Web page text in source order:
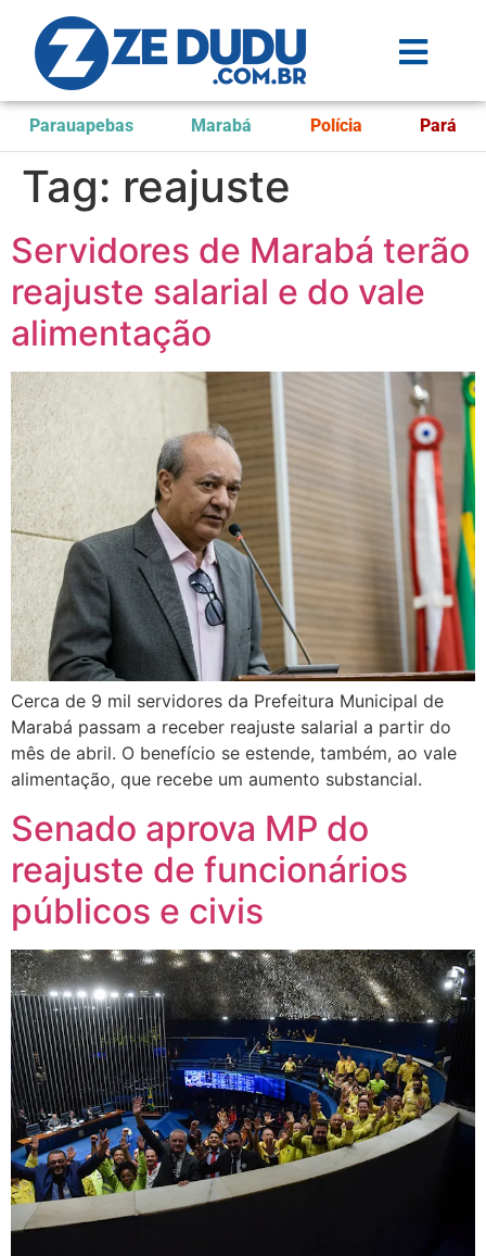
Parauapebas Marabá Polícia Pará
Tag: reajuste
Servidores de Marabá terão
reajuste salarial e do vale
alimentação
Cerca de 9 mil servidores da Prefeitura Municipal de
Marabá passam a receber reajuste salarial a partir do
mês de abril. O benefício se estende, também, ao vale
alimentação, que recebe um aumento substancial.
Senado aprova MP do
reajuste de funcionários
públicos e civis